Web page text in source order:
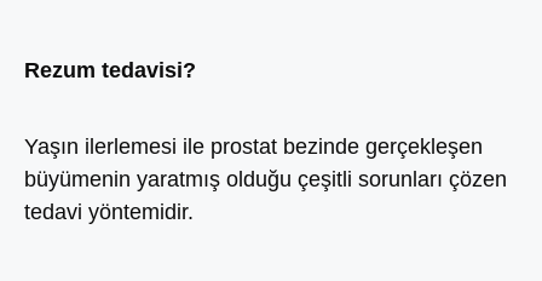
Rezum tedavisi?
Yaşın ilerlemesi ile prostat bezinde gerçekleşen
büyümenin yaratmış olduğu çeşitli sorunları çözen
tedavi yöntemidir.